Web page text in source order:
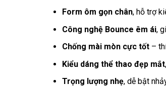
Form ôm gọn chân, hỗ trợ
Công nghệ Bounce êm ái,
Chống mài mòn cực tốt–
Kiểu dáng thể thao đẹp mắt
Trọng lượng nhẹ, dễ bật